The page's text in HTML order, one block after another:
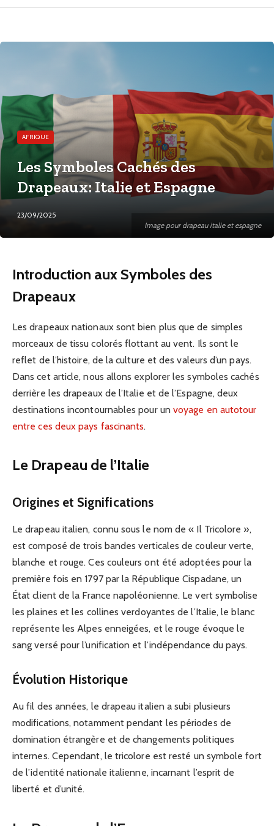
Image pour drapeau italie et espagne
AFRIQUE
Les Symboles Cachés des
Drapeaux: Italie et Espagne
23/09/2025
Introduction aux Symboles des
Drapeaux
Les drapeaux nationaux sont bien plus que de simples
morceaux de tissu colorés flottant au vent. Ils sont le
reflet de l’histoire, de la culture et des valeurs d’un pays.
Dans cet article, nous allons explorer les symboles cachés
derrière les drapeaux de l’Italie et de l’Espagne, deux
destinations incontournables pour un voyage en autotour
entre ces deux pays fascinants.
Le Drapeau de l’Italie
Origines et Significations
Le drapeau italien, connu sous le nom de « Il Tricolore »,
est composé de trois bandes verticales de couleur verte,
blanche et rouge. Ces couleurs ont été adoptées pour la
première fois en 1797 par la République Cispadane, un
État client de la France napoléonienne. Le vert symbolise
les plaines et les collines verdoyantes de l’Italie, le blanc
représente les Alpes enneigées, et le rouge évoque le
sang versé pour l’unification et l’indépendance du pays.
Évolution Historique
Au fil des années, le drapeau italien a subi plusieurs
modifications, notamment pendant les périodes de
domination étrangère et de changements politiques
internes. Cependant, le tricolore est resté un symbole fort
de l’identité nationale italienne, incarnant l’esprit de
liberté et d’unité.